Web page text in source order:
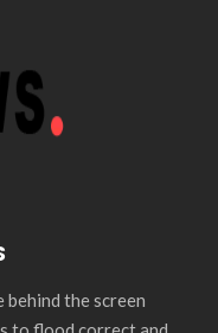
behind the screen